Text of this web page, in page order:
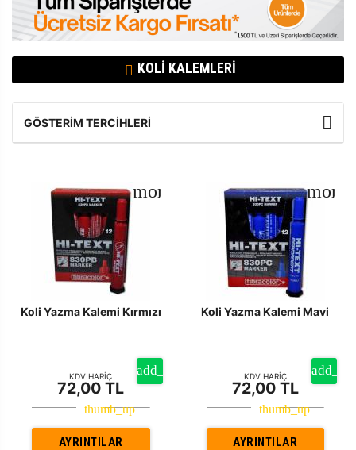
KOLI KALEMLERI
GÖSTERIM TERCIHLERI
Koli Yazma Kalemi Kırmızı
KDV HARİÇ
72,00 TL
AYRINTILAR
Koli Yazma Kalemi Mavi
KDV HARİÇ
72,00 TL
AYRINTILAR